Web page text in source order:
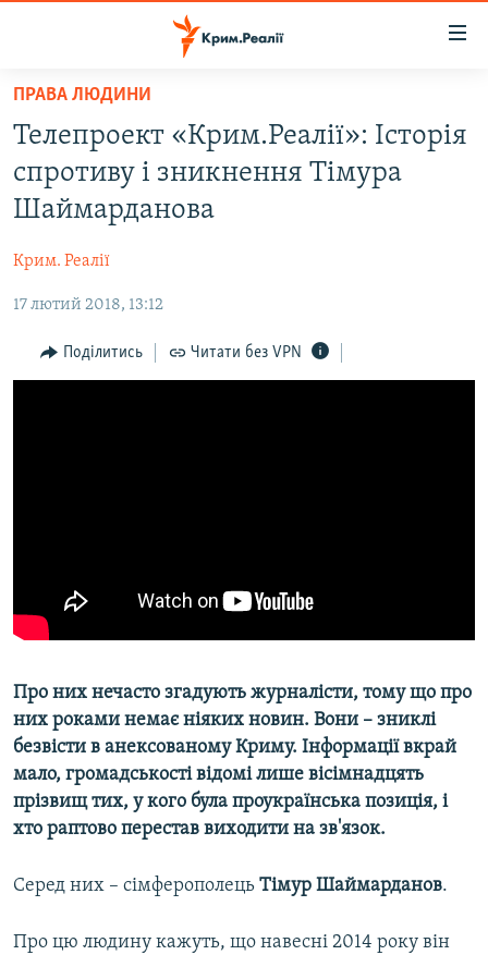
Перейти
основного
матеріалу
Перейти
до
основної
навігації
Перейти
пошуку
ВОДА.КРИМ
ВІДЕО ТА ФОТО
БЛОГИ
ПОГЛЯД
ІНТЕРВ'Ю
УКРАЇНСЬКА ПРОБЛЕМА КРИМУ
ІНФОГРАФІКА
ДОЛУЧАЙСЯ!
Усі сайти RFE/RL
ПРАВА ЛЮДИНИ
Телепроект «Крим.Реалії»: Історія
спротиву і зникнення Тімура
Шаймарданова
Крим. Реалії
17 лютий 2018, 13:12
Поділитись Читати без VPN
Про них нечасто згадують журналісти, тому що про
них роками немає ніяких новин. Вони – зниклі
безвісти в анексованому Криму. Інформації вкрай
мало, громадськості відомі лише вісімнадцять
прізвищ тих, у кого була проукраїнська позиція, і
хто раптово перестав виходити на зв'язок.
Серед них – сімферополець Тімур Шаймарданов.
Про цю людину кажуть, що навесні 2014 року він